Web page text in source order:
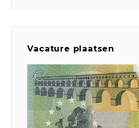
Vacature plaatsen